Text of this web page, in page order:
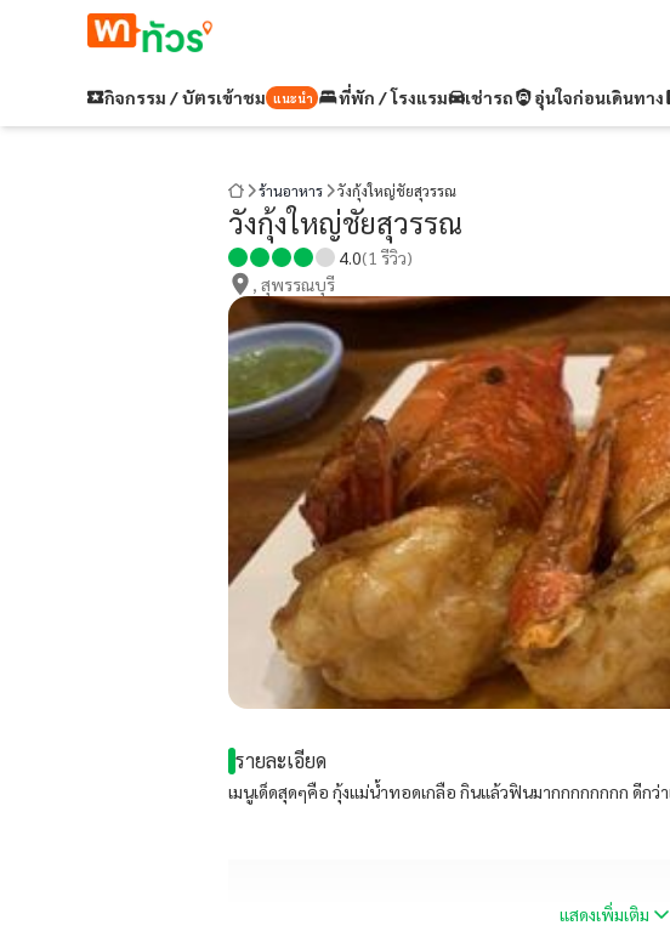
กิจกรรม / บัตรเข้าชม แนะนำ ที่พัก / โรงแรม เช่ารถ อุ่นใจก่อนเดินทาง
ร้านอาหาร วังกุ้งใหญ่ชัยสุวรรณ
วังกุ้งใหญ่ชัยสุวรรณ
4.0(1 รีวิว)
, สุพรรณบุรี
รายละเอียด
เมนูเด็ดสุดๆคือ กุ้งแม่น้ำทอดเกลือ กินแล้วฟินมากกกกกกกก ดีกว่า
แสดงเพิ่มเติม